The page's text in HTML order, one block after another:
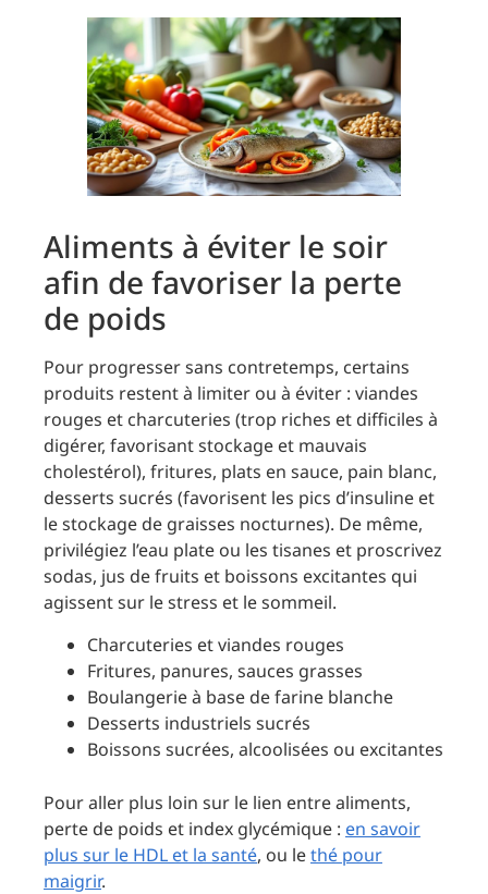
Aliments à éviter le soir
afin de favoriser la perte
de poids
Pour progresser sans contretemps, certains
produits restent à limiter ou à éviter : viandes
rouges et charcuteries (trop riches et difficiles à
digérer, favorisant stockage et mauvais
cholestérol), fritures, plats en sauce, pain blanc,
desserts sucrés (favorisent les pics d’insuline et
le stockage de graisses nocturnes). De même,
privilégiez l’eau plate ou les tisanes et proscrivez
sodas, jus de fruits et boissons excitantes qui
agissent sur le stress et le sommeil.
Charcuteries et viandes rouges
Fritures, panures, sauces grasses
Boulangerie à base de farine blanche
Desserts industriels sucrés
Boissons sucrées, alcoolisées ou excitantes
Pour aller plus loin sur le lien entre aliments,
perte de poids et index glycémique : en savoir
plus sur le HDL et la santé, ou lethé pour
maigrir.